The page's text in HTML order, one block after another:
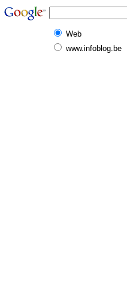
Web
www.infoblog.be